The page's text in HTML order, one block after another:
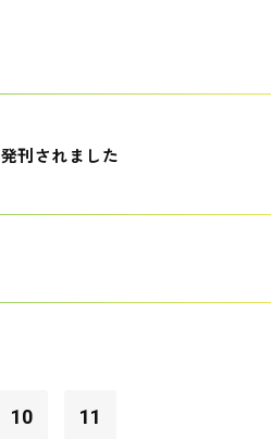
刊されました
10 11